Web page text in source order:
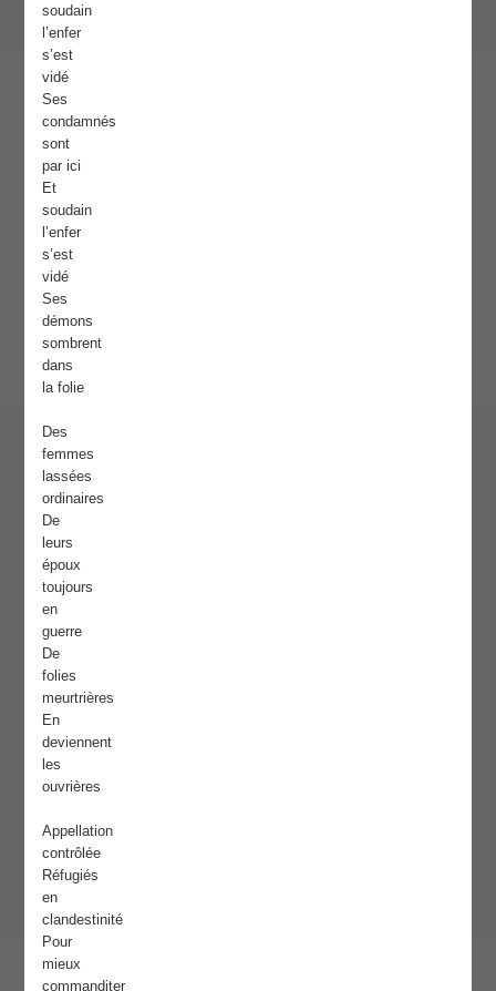
soudain
l’enfer
s’est
vidé
Ses
condamnés
sont
par ici
Et
soudain
l’enfer
s’est
vidé
Ses
démons
sombrent
dans
la folie
Des
femmes
lassées
ordinaires
De
leurs
époux
toujours
en
guerre
De
folies
meurtrières
En
deviennent
les
ouvrières
Appellation
contrôlée
Réfugiés
en
clandestinité
Pour
mieux
commanditer